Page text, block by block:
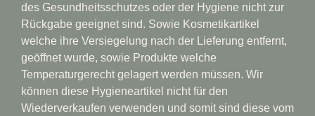
des Gesundheitsschutzes oder der Hygiene nicht zur
Rückgabe geeignet sind. Sowie Kosmetikartikel
welche ihre Versiegelung nach der Lieferung entfernt,
geöffnet wurde, sowie Produkte welche
Temperaturgerecht gelagert werden müssen. Wir
können diese Hygieneartikel nicht für den
Wiederverkaufen verwenden und somit sind diese vom